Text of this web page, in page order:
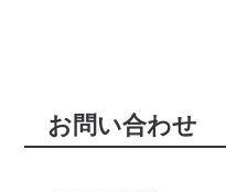
お問い合わせ